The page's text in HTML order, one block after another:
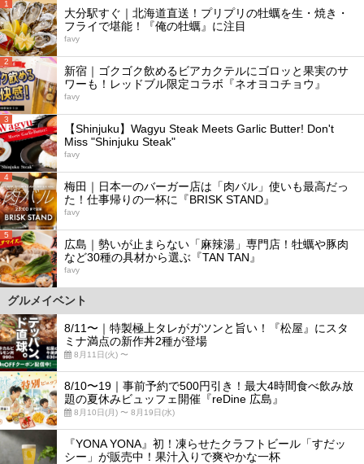
1
大分駅すぐ｜北海道直送！プリプリの牡蠣を生・焼き・
フライで堪能！『俺の牡蠣』に注目
favy
2
新宿｜ゴクゴク飲めるビアカクテルにゴロッと果実のサ
ワーも！レッドブル限定コラボ『ネオヨコチョウ』
favy
3
【Shinjuku】Wagyu Steak Meets Garlic Butter! Don't
Miss "Shinjuku Steak"
favy
4
梅田｜日本一のバーガー店は「肉バル」使いも最高だっ
た！仕事帰りの一杯に『BRISK STAND』
favy
5
広島｜勢いが止まらない「麻辣湯」専門店！牡蠣や豚肉
など30種の具材から選ぶ『TAN TAN』
favy
グルメイベント
8/11〜｜特製極上タレがガツンと旨い！『松屋』にスタ
ミナ満点の新作丼2種が登場
8月11日(火) 〜
8/10〜19｜事前予約で500円引き！最大4時間食べ飲み放
題の夏休みビュッフェ開催『reDine 広島』
8月10日(月) 〜 8月19日(水)
『YONA YONA』初！凍らせたクラフトビール「すだッ
シー」が販売中！果汁入りで爽やかな一杯